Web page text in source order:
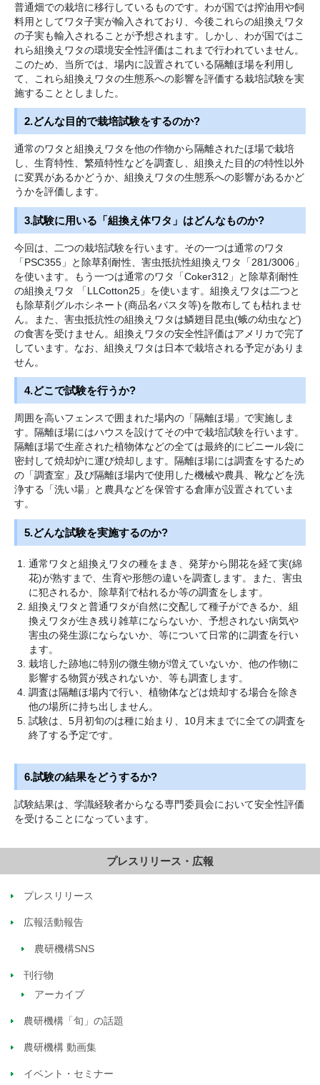
普通畑での栽培に移行しているものです。わが国では搾油用や飼
料用としてワタ子実が輸入されており、今後これらの組換えワタ
の子実も輸入されることが予想されます。しかし、わが国ではこ
れら組換えワタの環境安全性評価はこれまで行われていません。
このため、当所では、場内に設置されている隔離ほ場を利用し
て、これら組換えワタの生態系への影響を評価する栽培試験を実
施することとしました。
2.どんな目的で栽培試験をするのか?
通常のワタと組換えワタを他の作物から隔離されたほ場で栽培
し、生育特性、繁殖特性などを調査し、組換えた目的の特性以外
に変異があるかどうか、組換えワタの生態系への影響があるかど
うかを評価します。
3.試験に用いる「組換え体ワタ」はどんなものか?
今回は、二つの栽培試験を行います。その一つは通常のワタ
「PSC355」と除草剤耐性、害虫抵抗性組換えワタ「281/3006」
を使います。もう一つは通常のワタ「Coker312」と除草剤耐性
の組換えワタ 「LLCotton25」を使います。組換えワタは二つと
も除草剤グルホシネート(商品名バスタ等)を散布しても枯れませ
ん。また、害虫抵抗性の組換えワタは鱗翅目昆虫(蛾の幼虫など)
の食害を受けません。組換えワタの安全性評価はアメリカで完了
しています。なお、組換えワタは日本で栽培される予定がありま
せん。
4.どこで試験を行うか?
周囲を高いフェンスで囲まれた場内の「隔離ほ場」で実施しま
す。隔離ほ場にはハウスを設けてその中で栽培試験を行います。
隔離ほ場で生産された植物体などの全ては最終的にビニール袋に
密封して焼却炉に運び焼却します。隔離ほ場には調査をするため
の「調査室」及び隔離ほ場内で使用した機械や農具、靴などを洗
浄する「洗い場」と農具などを保管する倉庫が設置されていま
す。
5.どんな試験を実施するのか?
通常ワタと組換えワタの種をまき、発芽から開花を経て実(綿
花)が熟すまで、生育や形態の違いを調査します。また、害虫
に犯されるか、除草剤で枯れるか等の調査をします。
組換えワタと普通ワタが自然に交配して種子ができるか、組
換えワタが生き残り雑草にならないか、予想されない病気や
害虫の発生源にならないか、等について日常的に調査を行い
ます。
栽培した跡地に特別の微生物が増えていないか、他の作物に
影響する物質が残されないか、等も調査します。
調査は隔離ほ場内で行い、植物体などは焼却する場合を除き
他の場所に持ち出しません。
試験は、5月初旬のは種に始まり、10月末までに全ての調査を
終了する予定です。
6.試験の結果をどうするか?
試験結果は、学識経験者からなる専門委員会において安全性評価
を受けることになっています。
プレスリリース・広報
プレスリリース
広報活動報告
農研機構SNS
刊行物
アーカイブ
農研機構「旬」の話題
農研機構 動画集
イベント・セミナー